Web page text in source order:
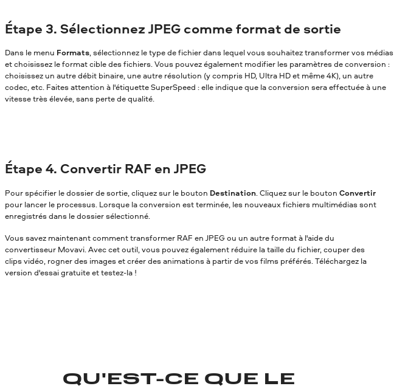
Étape 3. Sélectionnez JPEG comme format de sortie
Dans le menu Formats, sélectionnez le type de fichier dans lequel vous souhaitez transformer vos médias
et choisissez le format cible des fichiers. Vous pouvez également modifier les paramètres de conversion :
choisissez un autre débit binaire, une autre résolution (y compris HD, Ultra HD et même 4K), un autre
codec, etc. Faites attention à l'étiquette SuperSpeed : elle indique que la conversion sera effectuée à une
vitesse très élevée, sans perte de qualité.
Étape 4. Convertir RAF en JPEG
Pour spécifier le dossier de sortie, cliquez sur le bouton Destination. Cliquez sur le bouton Convertir
pour lancer le processus. Lorsque la conversion est terminée, les nouveaux fichiers multimédias sont
enregistrés dans le dossier sélectionné.
Vous savez maintenant comment transformer RAF en JPEGou un autre format à l'aide du
convertisseur Movavi. Avec cet outil, vous pouvez également réduire la taille du fichier, couper des
clips vidéo, rogner des images et créer des animations à partir de vos films préférés. Téléchargez la
version d'essai gratuite et testez-la !
QU'EST-CE QUE LE